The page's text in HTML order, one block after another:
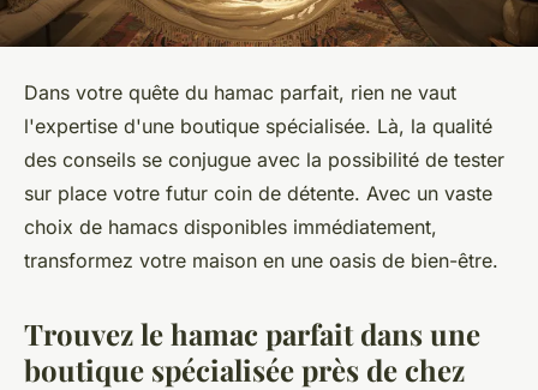
Dans votre quête du hamac parfait, rien ne vaut
l'expertise d'une boutique spécialisée. Là, la qualité
des conseils se conjugue avec la possibilité de tester
sur place votre futur coin de détente. Avec un vaste
choix de hamacs disponibles immédiatement,
transformez votre maison en une oasis de bien-être.
Trouvez le hamac parfait dans une
boutique spécialisée près de chez